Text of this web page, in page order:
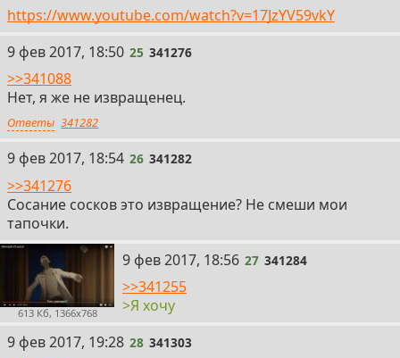
https://www.youtube.com/watch?v=17JzYV59vkY
25
9 фев 2017, 18:50 25 341276
>>341088
Нет, я же не извращенец.
Ответы 341282
26
9 фев 2017, 18:54 26 341282
>>341276
Сосание сосков это извращение? Не смеши мои
тапочки.
613 Кб, 1366x768
27
9 фев 2017, 18:56 27 341284
>>341255
>Я хочу
28
9 фев 2017, 19:28 28 341303